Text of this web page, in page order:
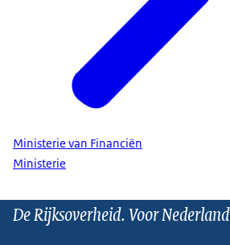
Ministerie van Financiën
Ministerie
De Rijksoverheid. Voor Nederland